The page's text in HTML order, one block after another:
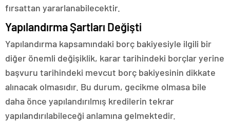
fırsattan yararlanabilecektir.
Yapılandırma Şartları Değişti
Yapılandırma kapsamındaki borç bakiyesiyle ilgili bir
diğer önemli değişiklik, karar tarihindeki borçlar yerine
başvuru tarihindeki mevcut borç bakiyesinin dikkate
alınacak olmasıdır. Bu durum, gecikme olmasa bile
daha önce yapılandırılmış kredilerin tekrar
yapılandırılabileceği anlamına gelmektedir.